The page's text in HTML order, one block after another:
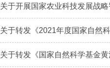
关于开展国家农业科技发展战
关于转发《2021年度国家自然
关于转发《国家自然科学基金